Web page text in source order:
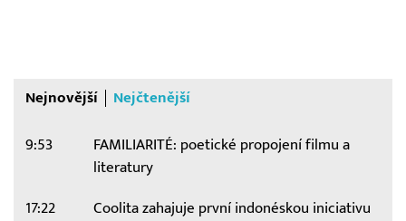
Nejnovější Nejčtenější
9:53
FAMILIARITÉ: poetické propojení filmu a
literatury
17:22
Coolita zahajuje první indonéskou iniciativu